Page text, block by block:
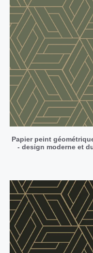
Papier peint
- design moderne et